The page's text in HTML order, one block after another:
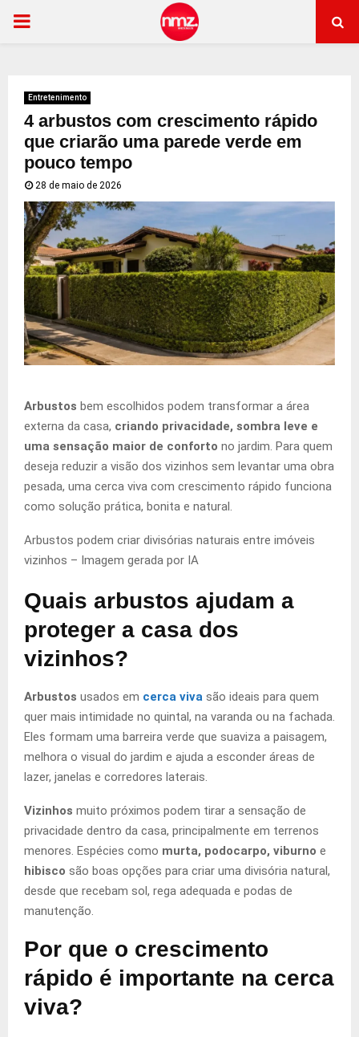
PRIMARY
Entretenimento
4 arbustos com crescimento rápido
que criarão uma parede verde em
pouco tempo
28 de maio de 2026
Arbustos bem escolhidos podem transformar a área
externa da casa, criando privacidade, sombra leve e
uma sensação maior de conforto no jardim. Para quem
deseja reduzir a visão dos vizinhos sem levantar uma obra
pesada, uma cerca viva com crescimento rápido funciona
como solução prática, bonita e natural.
Arbustos podem criar divisórias naturais entre imóveis
vizinhos – Imagem gerada por IA
Quais arbustos ajudam a
proteger a casa dos
vizinhos?
Arbustos usados em cerca viva são ideais para quem
quer mais intimidade no quintal, na varanda ou na fachada.
Eles formam uma barreira verde que suaviza a paisagem,
melhora o visual do jardim e ajuda a esconder áreas de
lazer, janelas e corredores laterais.
Vizinhos muito próximos podem tirar a sensação de
privacidade dentro da casa, principalmente em terrenos
menores. Espécies como murta, podocarpo, viburno e
hibisco são boas opções para criar uma divisória natural,
desde que recebam sol, rega adequada e podas de
manutenção.
Por que o crescimento
rápido é importante na cerca
viva?